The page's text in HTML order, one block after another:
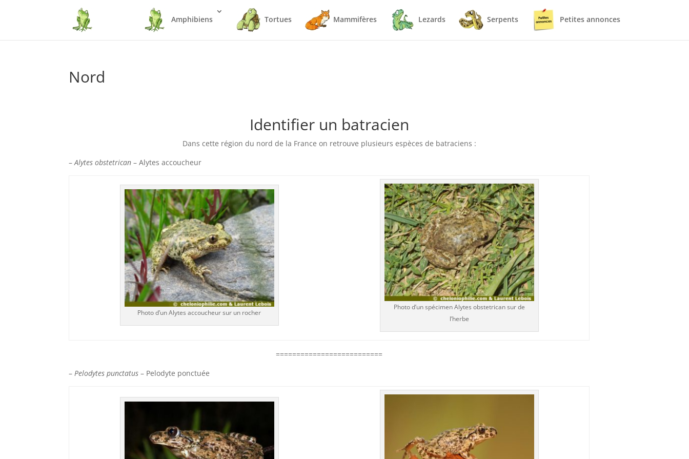
Amphibiens Tortues Mammifères Lezards Serpents Petites annonces
Nord
Identifier un batracien
Dans cette région du nord de la France on retrouve plusieurs espèces de batraciens :
–Alytes obstetrican– Alytes accoucheur
Photo d’un Alytes accoucheur sur un rocher
Photo d’un spécimen Alytes obstetrican sur de
l’herbe
==========================
–Pelodytes punctatus – Pelodyte ponctuée